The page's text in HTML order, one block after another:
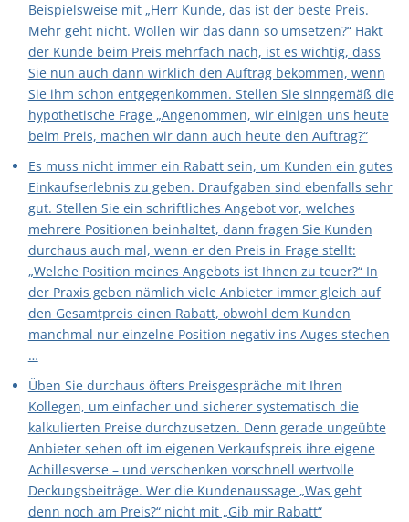
Beispielsweise mit „Herr Kunde, das ist der beste Preis.
Mehr geht nicht. Wollen wir das dann so umsetzen?“ Hakt
der Kunde beim Preis mehrfach nach, ist es wichtig, dass
Sie nun auch dann wirklich den Auftrag bekommen, wenn
Sie ihm schon entgegenkommen. Stellen Sie sinngemäß die
hypothetische Frage „Angenommen, wir einigen uns heute
beim Preis, machen wir dann auch heute den Auftrag?“
Es muss nicht immer ein Rabatt sein, um Kunden ein gutes
Einkaufserlebnis zu geben. Draufgaben sind ebenfalls sehr
gut. Stellen Sie ein schriftliches Angebot vor, welches
mehrere Positionen beinhaltet, dann fragen Sie Kunden
durchaus auch mal, wenn er den Preis in Frage stellt:
„Welche Position meines Angebots ist Ihnen zu teuer?“ In
der Praxis geben nämlich viele Anbieter immer gleich auf
den Gesamtpreis einen Rabatt, obwohl dem Kunden
manchmal nur einzelne Position negativ ins Auges stechen
…
Üben Sie durchaus öfters Preisgespräche mit Ihren
Kollegen, um einfacher und sicherer systematisch die
kalkulierten Preise durchzusetzen. Denn gerade ungeübte
Anbieter sehen oft im eigenen Verkaufspreis ihre eigene
Achillesverse – und verschenken vorschnell wertvolle
Deckungsbeiträge. Wer die Kundenaussage „Was geht
denn noch am Preis?“ nicht mit „Gib mir Rabatt“